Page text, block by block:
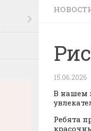
15.06.2026
В нашем
Ребята